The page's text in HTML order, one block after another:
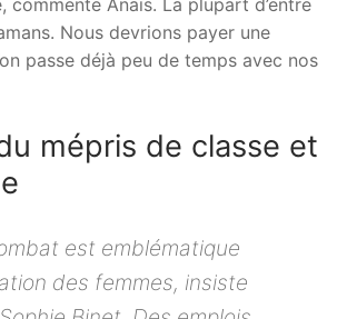
commente Anaïs. La plupart d’entre
Nous devrions payer une
passe déjà peu de temps avec nos
mépris de classe et
est emblématique
des femmes, insiste